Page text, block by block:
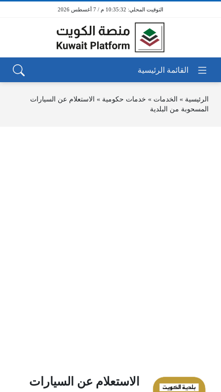
10:35:32 م / 7 أغسطس 2026
الرئيسية » الخدمات » خدمات حكومية » الاستعلام عن السيارات
المسحوبة من البلدية
الاستعلام عن السيارات